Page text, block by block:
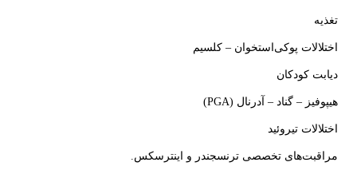
تغذیه
اختلالات پوکی‌استخوان – کلسیم
دیابت کودکان
هیپوفیز – گناد – آدرنال (PGA)
اختلالات تیروئید
مراقبت‌های تخصصی ترنسجندر و اینترسکس.